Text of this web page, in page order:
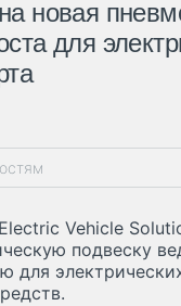
новая
для
Vehicle
подвеску
для